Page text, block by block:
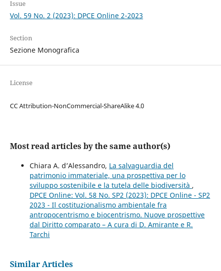
Issue
Vol. 59 No. 2 (2023): DPCE Online 2-2023
Section
Sezione Monografica
License
CC Attribution-NonCommercial-ShareAlike 4.0
Most read articles by the same author(s)
Chiara A. d’Alessandro, La salvaguardia del
patrimonio immateriale, una prospettiva per lo
sviluppo sostenibile e la tutela delle biodiversità ,
DPCE Online: Vol. 58 No. SP2 (2023): DPCE Online - SP2
2023 - Il costituzionalismo ambientale fra
antropocentrismo e biocentrismo. Nuove prospettive
dal Diritto comparato – A cura di D. Amirante e R.
Tarchi
Similar Articles